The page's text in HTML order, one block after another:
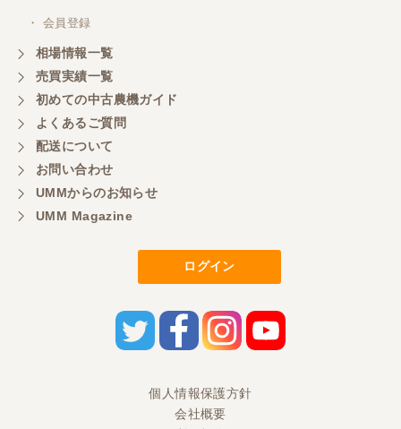
・ 会員登録
相場情報一覧
売買実績一覧
初めての中古農機ガイド
よくあるご質問
配送について
お問い合わせ
UMMからのお知らせ
UMM Magazine
ログイン
個人情報保護方針
会社概要